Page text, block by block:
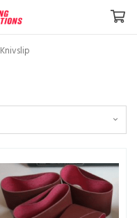
Knivslip